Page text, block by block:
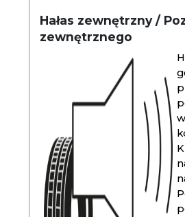
Hałas zewnętrzny /
zewnętrznego